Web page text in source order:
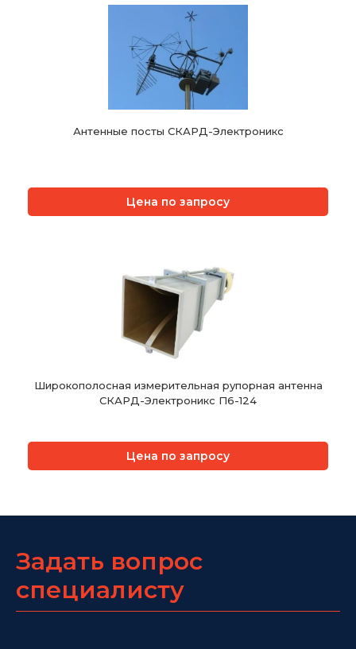
Антенные посты СКАРД-Электроникс
Цена по запросу
Широкополосная измерительная рупорная антенна
СКАРД-Электроникс П6-124
Цена по запросу
Задать вопрос
специалисту